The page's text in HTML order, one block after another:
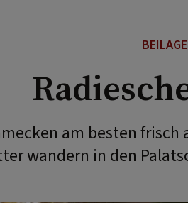
BEILAGE
am besten
wandern in den